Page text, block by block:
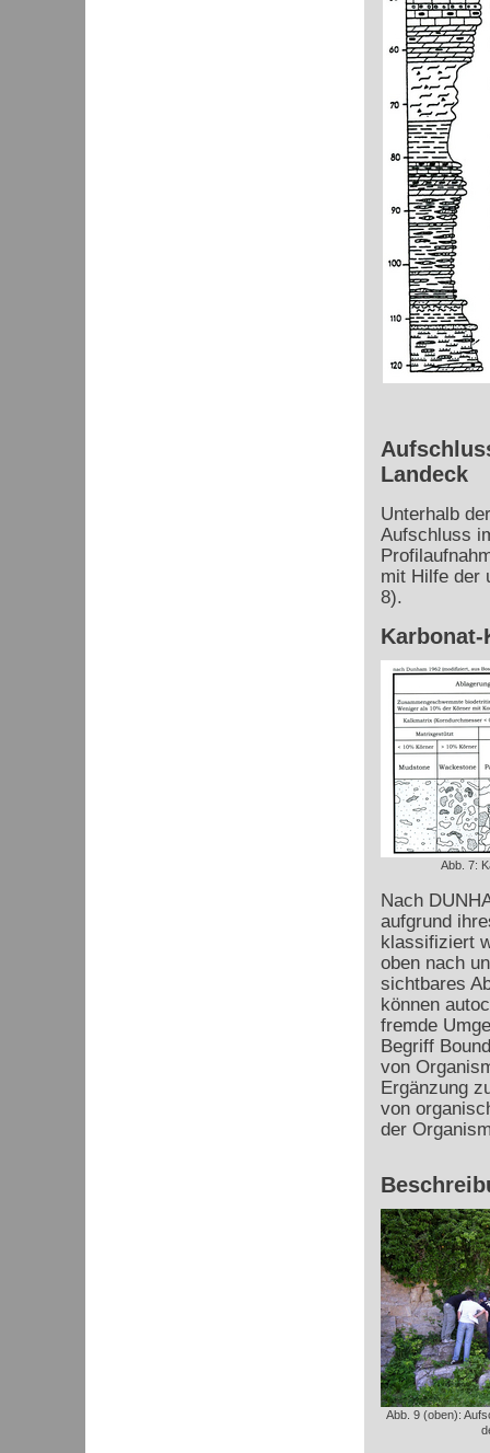
Landeck
Unterhalb
Aufschluss
mit Hilfe der
8).
Abb. 7:
Nach
aufgrund
klassifiziert
oben nach
sichtbares
können
fremde
Begriff
von
Ergänzung
von
der
Abb. 9 (oben):